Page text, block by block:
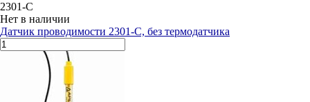
2301-C
Нет в наличии
Датчик проводимости 2301-C, без термодатчика